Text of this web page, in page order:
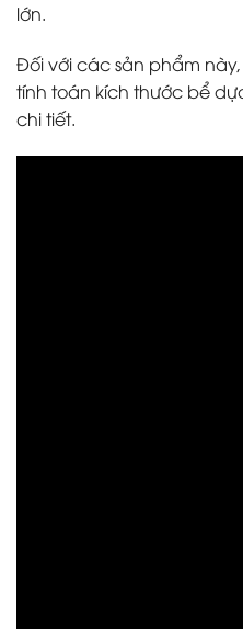
lớn.
Đối với các sản phẩm
tính toán kích thước bể
chi tiết.